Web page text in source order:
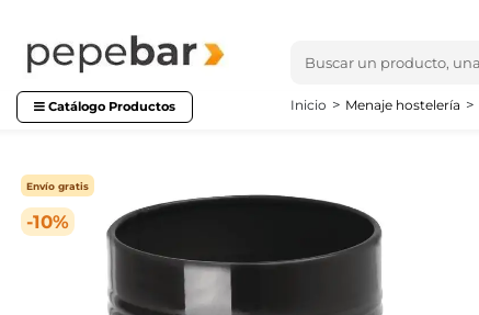
Catálogo Productos Inicio Menaje hostelería
-10%
Envío gratis